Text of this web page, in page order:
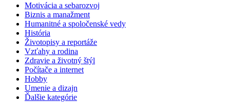
Motivácia a sebarozvoj
Biznis a manažment
Humanitné a spoločenské vedy
História
Životopisy a reportáže
Vzťahy a rodina
Zdravie a životný štýl
Počítače a internet
Hobby
Umenie a dizajn
Ďalšie kategórie